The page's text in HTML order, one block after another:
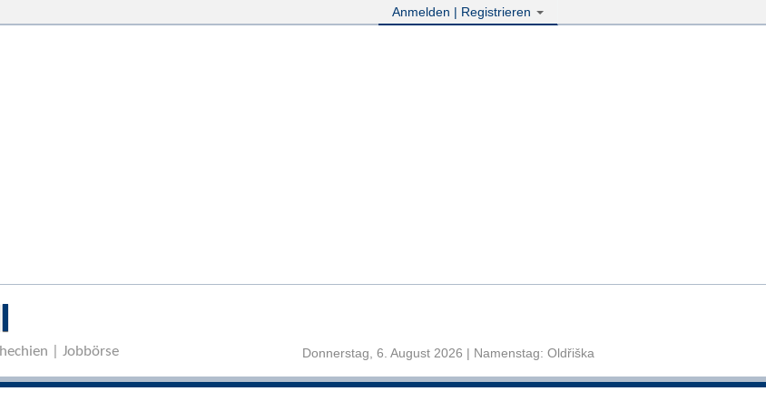
Anmelden | Registrieren
| Jobbörse Donnerstag, 6. August 2026 | Namenstag: Oldřiška